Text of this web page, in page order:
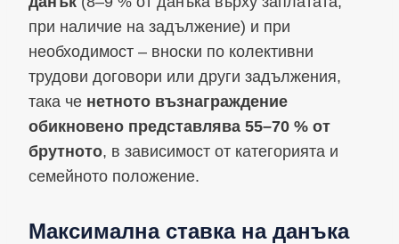
при наличие на задължение) и при
необходимост – вноски по колективни
трудови договори или други задължения,
така че нетното възнаграждение
обикновено представлява 55–70 % от
брутното, в зависимост от категорията и
семейното положение.
Максимална ставка на данъка